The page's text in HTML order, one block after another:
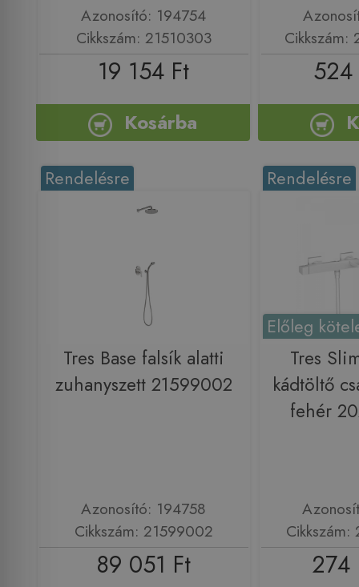
Azonosító: 194754
Cikkszám: 21510303
19 154 Ft
Kosárba
Cikkszám:
524
Rendelésre
Tres Base falsík alatti
zuhanyszett 21599002
Azonosító: 194758
Cikkszám: 21599002
89 051 Ft
Rendelésre
Előleg
Tres
kádtöltő
fehér
274